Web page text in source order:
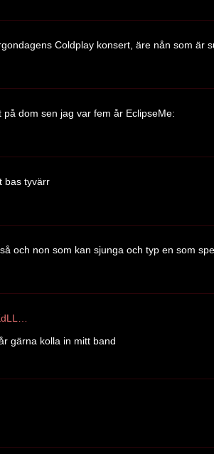
Coldplay konsert, äre nån som är
dom sen jag var fem år EclipseMe:
bas tyvärr
och non som kan sjunga och typ en som
gärna kolla in mitt band